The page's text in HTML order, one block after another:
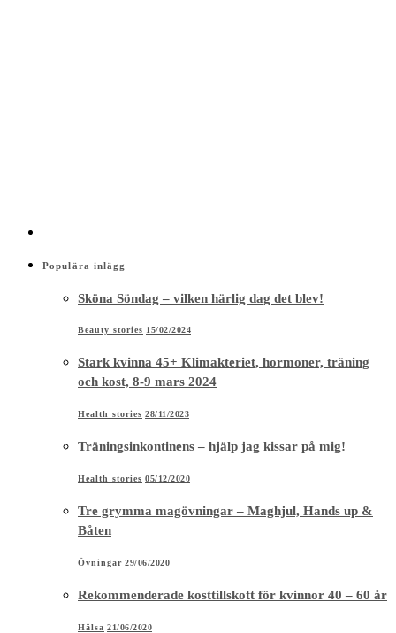
Populära inlägg
Sköna Söndag – vilken härlig dag det blev!
Beauty stories 15/02/2024
Stark kvinna 45+ Klimakteriet, hormoner, träning
och kost, 8-9 mars 2024
Health stories 28/11/2023
Träningsinkontinens – hjälp jag kissar på mig!
Health stories 05/12/2020
Tre grymma magövningar – Maghjul, Hands up &
Båten
Övningar 29/06/2020
Rekommenderade kosttillskott för kvinnor 40 – 60 år
Hälsa 21/06/2020